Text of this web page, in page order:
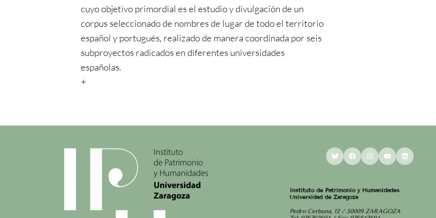
cuyo objetivo primordial es el estudio y divulgación de un
corpus seleccionado de nombres de lugar de todo el territorio
español y portugués, realizado de manera coordinada por seis
subproyectos radicados en diferentes universidades
españolas.
+
BlueskyFacebookInstagram
YouTube
Instituto de Patrimonio y Humanidades
Universidad de Zaragoza
Pedro Cerbuna, 12 / 50009 ZARAGOZA